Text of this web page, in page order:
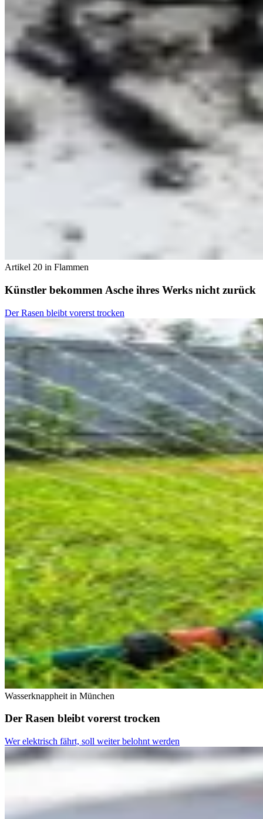
Artikel 20 in Flammen
Künstler bekommen Asche ihres Werks nicht zurück
Der Rasen bleibt vorerst trocken
Wasserknappheit in München
Der Rasen bleibt vorerst trocken
Wer elektrisch fährt, soll weiter belohnt werden